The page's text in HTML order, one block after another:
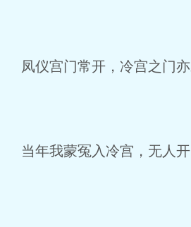
凤仪宫门常开，冷宫之门亦
当年我蒙冤入冷宫，无人开